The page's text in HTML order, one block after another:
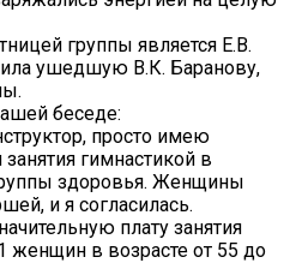
группы является Е.В.
ушедшую В.К. Баранову,
беседе:
просто имею
гимнастикой в
здоровья. Женщины
и я согласилась.
плату занятия
женщин в возрасте от 55 до